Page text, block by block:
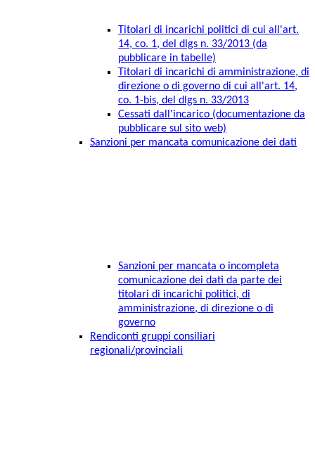
Titolari di incarichi politici di cui all'art.
14, co. 1, del dlgs n. 33/2013 (da
pubblicare in tabelle)
Titolari di incarichi di amministrazione, di
direzione o di governo di cui all'art. 14,
co. 1-bis, del dlgs n. 33/2013
Cessati dall'incarico (documentazione da
pubblicare sul sito web)
Sanzioni per mancata comunicazione dei dati
Sanzioni per mancata o incompleta
comunicazione dei dati da parte dei
titolari di incarichi politici, di
amministrazione, di direzione o di
governo
Rendiconti gruppi consiliari
regionali/provinciali